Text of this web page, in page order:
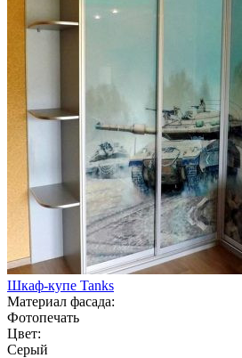
Шкаф-купе Tanks
Материал фасада:
Фотопечать
Цвет:
Серый